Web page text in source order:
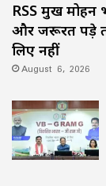
RSS प्रमुख
और जरूरत पड़े
लिए नहीं
August 6, 2026